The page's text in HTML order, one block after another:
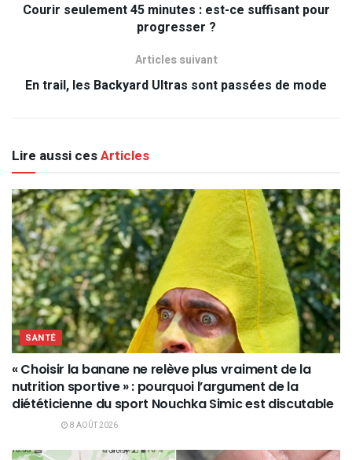
Courir seulement 45 minutes : est-ce suffisant pour
progresser ?
Articles suivant
En trail, les Backyard Ultras sont passées de mode
Lire aussi cesArticles
SANTÉ
« Choisir la banane ne relève plus vraiment de la
nutrition sportive » : pourquoi l’argument de la
diététicienne du sport Nouchka Simic est discutable
8 AOÛT 2026